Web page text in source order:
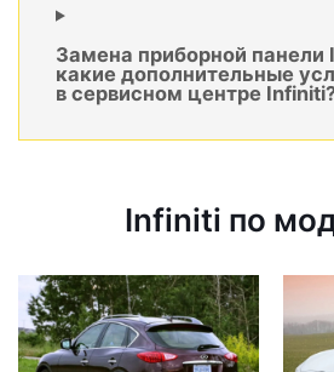
Замена приборной панели
какие дополнительные
в сервисном центре
Infiniti по